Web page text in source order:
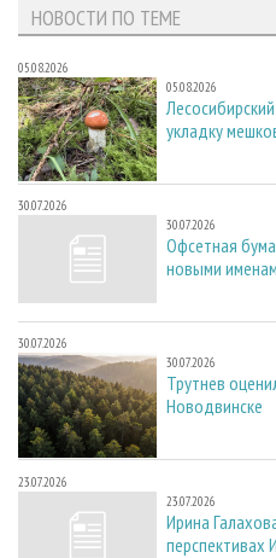
НОВОСТИ ПО ТЕМЕ
05.08.2026
05.08.2026
укладку
30.07.2026
30.07.2026
Офсетная
новыми
30.07.2026
30.07.2026
Трутнев
Новодвинске
23.07.2026
23.07.2026
Ирина
перспективах